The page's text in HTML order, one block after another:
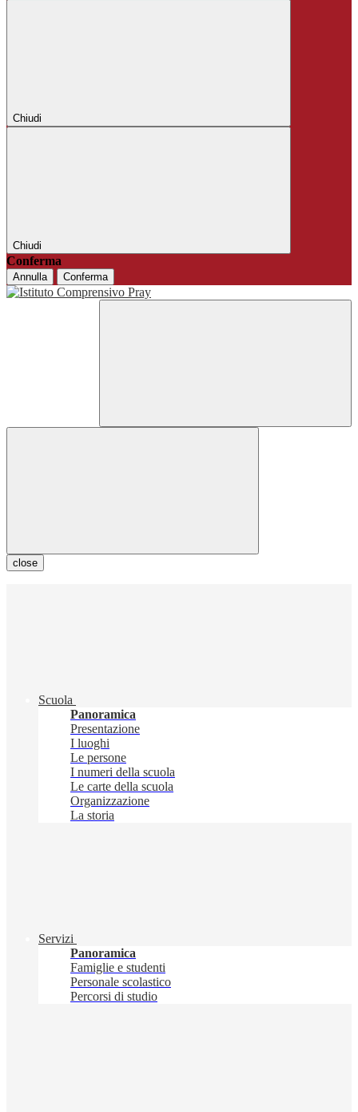
Chiudi
Chiudi
Conferma
Annulla Conferma
close
Scuola
Panoramica
Presentazione
I luoghi
Le persone
I numeri della scuola
Le carte della scuola
Organizzazione
La storia
Servizi
Panoramica
Famiglie e studenti
Personale scolastico
Percorsi di studio